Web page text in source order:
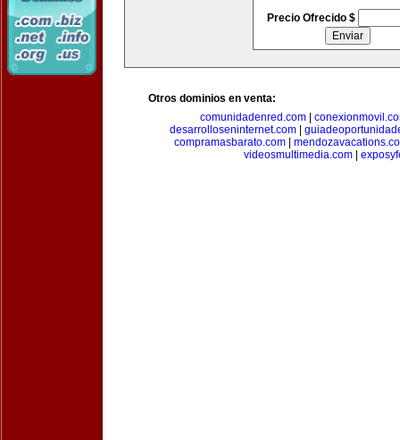
Precio Ofrecido $
Otros dominios en venta:
comunidadenred.com|
desarrolloseninternet.com
compramasbarato.com|
videosmultimedia.com